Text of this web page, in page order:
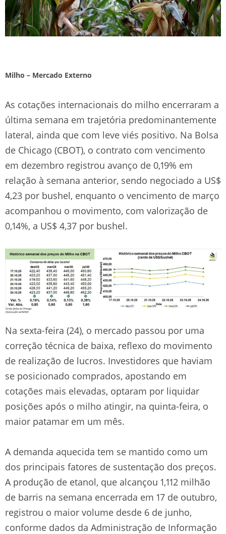
Milho – Mercado Externo
As cotações internacionais do milho encerraram a
última semana em trajetória predominantemente
lateral, ainda que com leve viés positivo. Na Bolsa
de Chicago (CBOT), o contrato com vencimento
em dezembro registrou avanço de 0,19% em
relação à semana anterior, sendo negociado a US$
4,23 por bushel, enquanto o vencimento de março
acompanhou o movimento, com valorização de
0,14%, a US$ 4,37 por bushel.
Na sexta-feira (24), o mercado passou por uma
correção técnica de baixa, reflexo do movimento
de realização de lucros. Investidores que haviam
se posicionado comprados, apostando em
cotações mais elevadas, optaram por liquidar
posições após o milho atingir, na quinta-feira, o
maior patamar em um mês.
A demanda aquecida tem se mantido como um
dos principais fatores de sustentação dos preços.
A produção de etanol, que alcançou 1,112 milhão
de barris na semana encerrada em 17 de outubro,
registrou o maior volume desde 6 de junho,
conforme dados da Administração de Informação